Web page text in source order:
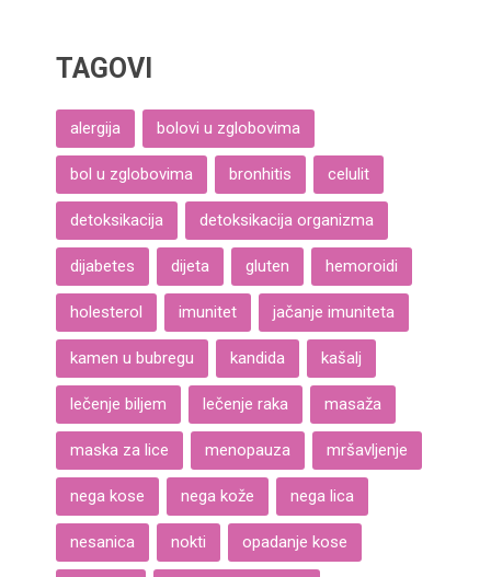
TAGOVI
alergija bolovi u zglobovima
bol u zglobovima bronhitis celulit
detoksikacija detoksikacija organizma
dijabetes dijeta gluten hemoroidi
holesterol imunitet jačanje imuniteta
kamen u bubregu kandida kašalj
lečenje biljem lečenje raka masaža
maska za lice menopauza mršavljenje
nega kose nega kože nega lica
nesanica nokti opadanje kose